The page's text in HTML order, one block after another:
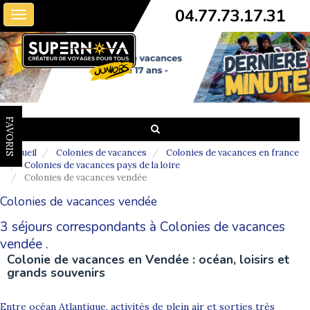
Toggle
navigation
04.77.73.17.31
FAVORIS
Accueil Colonies de vacances
Colonies de vacances en france
Colonies de vacances pays de la loire
Colonies de vacances vendée
Colonies de vacances vendée
3 séjours correspondants à Colonies de vacances
vendée .
Colonie de vacances en Vendée : océan, loisirs et
grands souvenirs
Entre océan Atlantique, activités de plein air et sorties très